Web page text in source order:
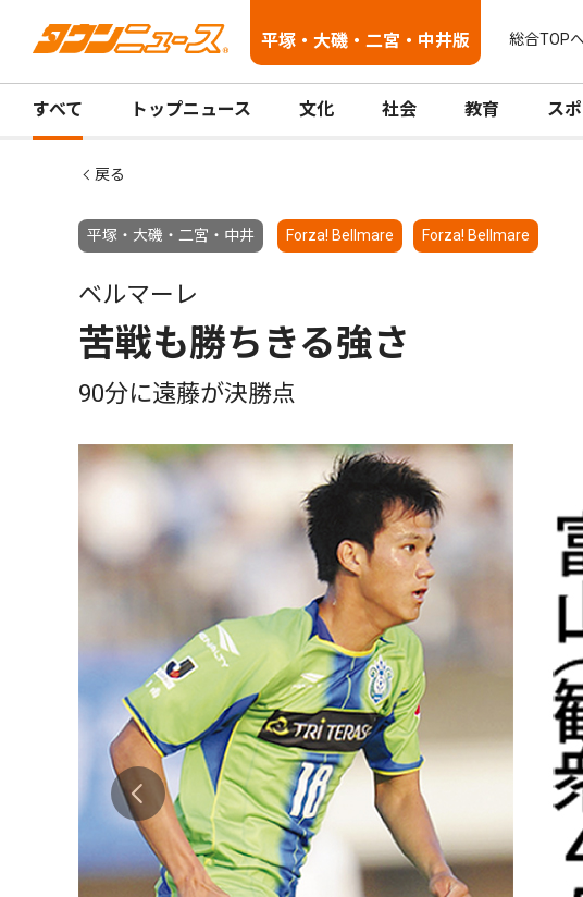
平塚・大磯・二宮・中井版 総合TOPへ
すべて トップニュース 文化 社会 教育 ス
戻る
平塚・大磯・二宮・中井 Forza! Bellmare Forza! Bellmare
ベルマーレ
苦戦も勝ちきる強さ
90分に遠藤が決勝点